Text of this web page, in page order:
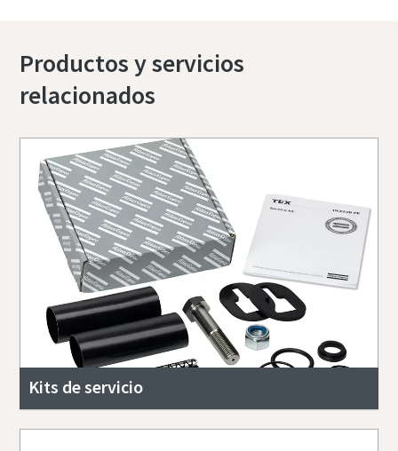
Productos y servicios
relacionados
Kits de servicio